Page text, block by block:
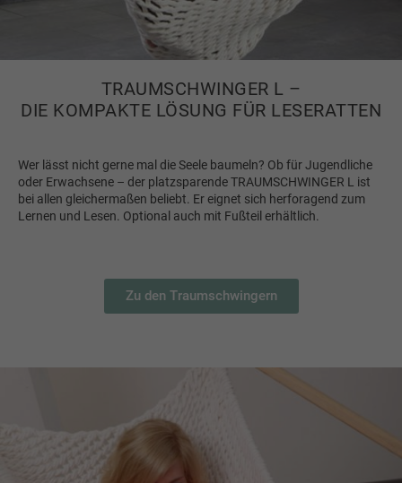
TRAUMSCHWINGER L –
DIE KOMPAKTE LÖSUNG FÜR LESERATTEN
Wer lässt nicht gerne mal die Seele baumeln? Ob für Jugendliche
oder Erwachsene – der platzsparende TRAUMSCHWINGER L ist
bei allen gleichermaßen beliebt. Er eignet sich herforagend zum
Lernen und Lesen. Optional auch mit Fußteil erhältlich.
Zu den Traumschwingern